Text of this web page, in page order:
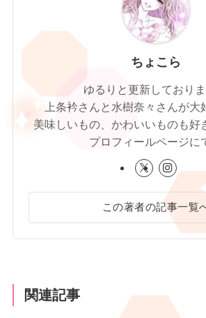
ちょこら
ゆるりと更新しており
上条衿さんと水樹奈々さんが大
美味しいもの、かわいいものも好
プロフィールページに
この著者の記事一覧
関連記事